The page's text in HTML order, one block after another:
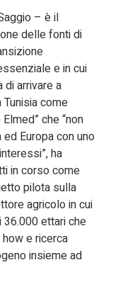
– è il
delle fonti di
e in cui
di arrivare a
Tunisia come
che “non
Europa con uno
ha
in corso come
pilota sulla
agricolo in cui
ettari che
e ricerca
insieme ad